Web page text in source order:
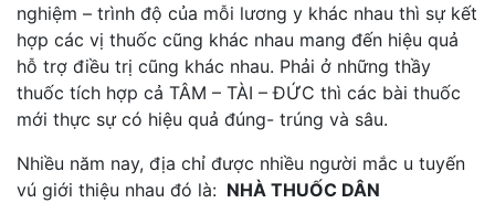
nghiệm – trình độ của mỗi lương y khác nhau thì sự kết
hợp các vị thuốc cũng khác nhau mang đến hiệu quả
hỗ trợ điều trị cũng khác nhau. Phải ở những thầy
thuốc tích hợp cả TÂM – TÀI – ĐỨC thì các bài thuốc
mới thực sự có hiệu quả đúng- trúng và sâu.
Nhiều năm nay, địa chỉ được nhiều người mắc u tuyến
vú giới thiệu nhau đó là: NHÀ THUỐC DÂN